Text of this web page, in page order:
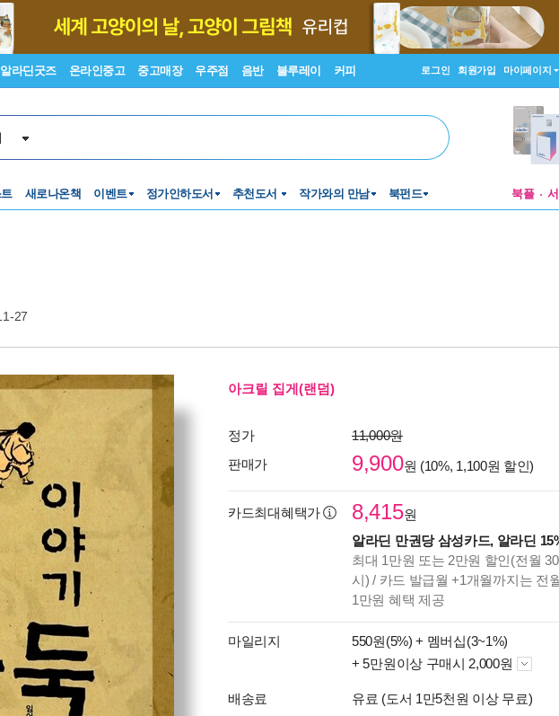
알라딘굿즈 온라인중고 중고매장 우주점 음반 블루레이 커피 로그인 회원가입 마이페이지
새로나온책 이벤트 정가인하도서 추천도서 작가와의 만남 북펀드 북플
27
아크릴 집게(랜덤)
정가
11,000원
판매가
9,900원 (10%, 1,100원 할인)
카드최대혜택가 8,415원
알라딘 만권당 삼성카드, 알라딘
최대 1만원 또는 2만원 할인(전월
시) / 카드 발급월 +1개월까지는 전
1만원 혜택 제공
마일리지 550원(5%) + 멤버십(3~1%)
+ 5만원이상 구매시 2,000원
배송료 유료 (도서 1만5천원 이상 무료)